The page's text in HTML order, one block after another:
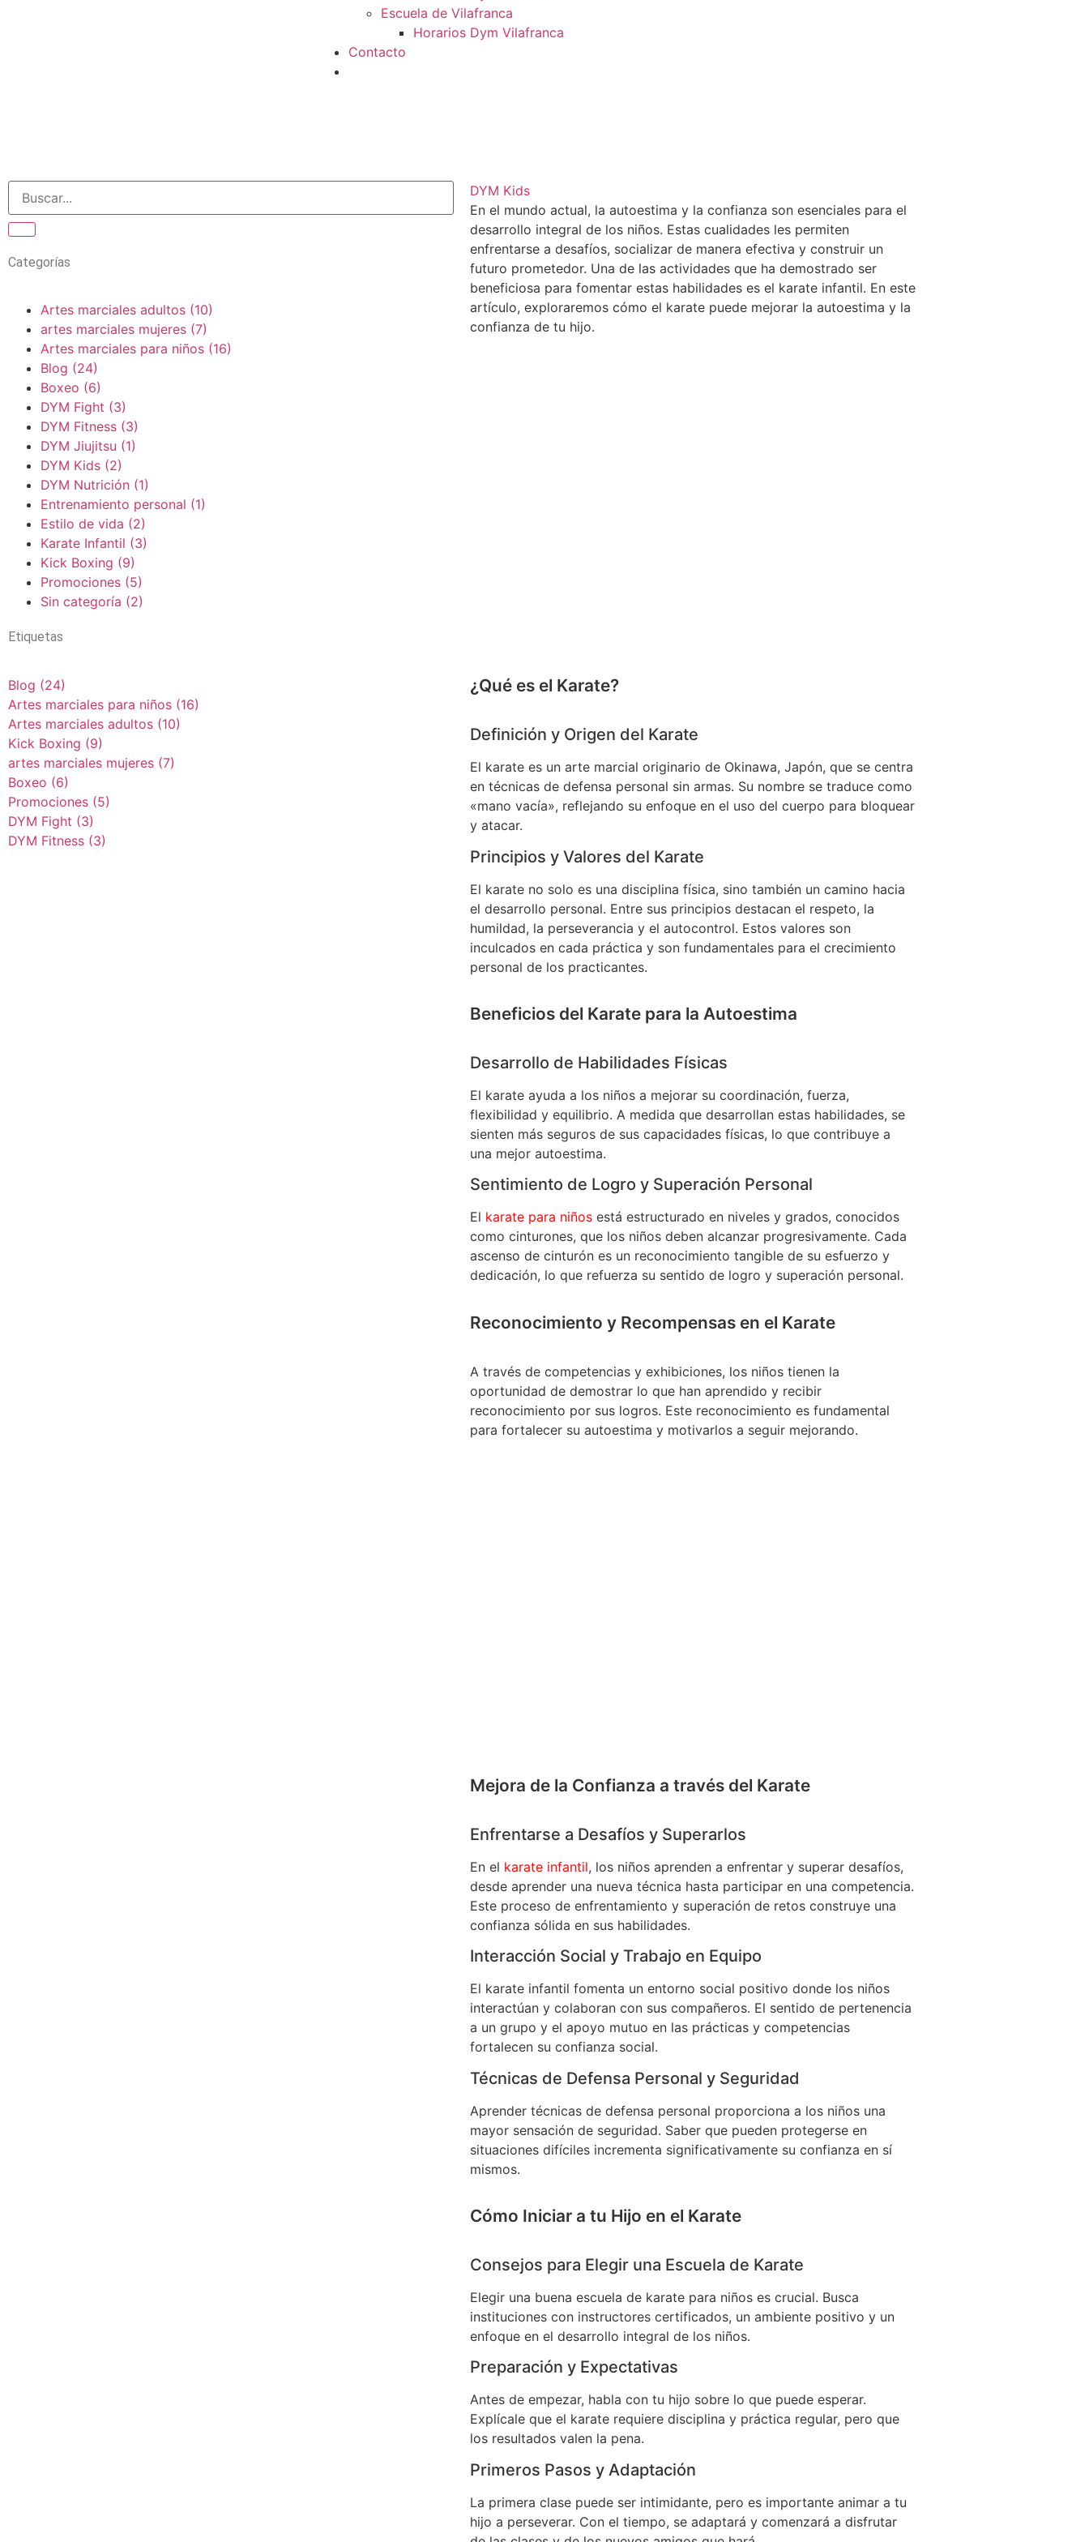
Escuela de Vilafranca
Horarios Dym Vilafranca
Contacto
Categorías
Artes marciales adultos (10)
artes marciales mujeres (7)
Artes marciales para niños (16)
Blog (24)
Boxeo (6)
DYM Fight (3)
DYM Fitness (3)
DYM Jiujitsu (1)
DYM Kids (2)
DYM Nutrición (1)
Entrenamiento personal (1)
Estilo de vida (2)
Karate Infantil (3)
Kick Boxing (9)
Promociones (5)
Sin categoría (2)
Etiquetas
Blog (24)
Artes marciales para niños (16)
Artes marciales adultos (10)
Kick Boxing (9)
artes marciales mujeres (7)
Boxeo (6)
Promociones (5)
DYM Fight (3)
DYM Fitness (3)
DYM Kids
En el mundo actual, la autoestima y la confianza son esenciales para el
desarrollo integral de los niños. Estas cualidades les permiten
enfrentarse a desafíos, socializar de manera efectiva y construir un
futuro prometedor. Una de las actividades que ha demostrado ser
beneficiosa para fomentar estas habilidades es el karate infantil. En este
artículo, exploraremos cómo el karate puede mejorar la autoestima y la
confianza de tu hijo.
¿Qué es el Karate?
Definición y Origen del Karate
El karate es un arte marcial originario de Okinawa, Japón, que se centra
en técnicas de defensa personal sin armas. Su nombre se traduce como
«mano vacía», reflejando su enfoque en el uso del cuerpo para bloquear
y atacar.
Principios y Valores del Karate
El karate no solo es una disciplina física, sino también un camino hacia
el desarrollo personal. Entre sus principios destacan el respeto, la
humildad, la perseverancia y el autocontrol. Estos valores son
inculcados en cada práctica y son fundamentales para el crecimiento
personal de los practicantes.
Beneficios del Karate para la Autoestima
Desarrollo de Habilidades Físicas
El karate ayuda a los niños a mejorar su coordinación, fuerza,
flexibilidad y equilibrio. A medida que desarrollan estas habilidades, se
sienten más seguros de sus capacidades físicas, lo que contribuye a
una mejor autoestima.
Sentimiento de Logro y Superación Personal
El karate para niños está estructurado en niveles y grados, conocidos
como cinturones, que los niños deben alcanzar progresivamente. Cada
ascenso de cinturón es un reconocimiento tangible de su esfuerzo y
dedicación, lo que refuerza su sentido de logro y superación personal.
Reconocimiento y Recompensas en el Karate
A través de competencias y exhibiciones, los niños tienen la
oportunidad de demostrar lo que han aprendido y recibir
reconocimiento por sus logros. Este reconocimiento es fundamental
para fortalecer su autoestima y motivarlos a seguir mejorando.
Mejora de la Confianza a través del Karate
Enfrentarse a Desafíos y Superarlos
En el karate infantil, los niños aprenden a enfrentar y superar desafíos,
desde aprender una nueva técnica hasta participar en una competencia.
Este proceso de enfrentamiento y superación de retos construye una
confianza sólida en sus habilidades.
Interacción Social y Trabajo en Equipo
El karate infantil fomenta un entorno social positivo donde los niños
interactúan y colaboran con sus compañeros. El sentido de pertenencia
a un grupo y el apoyo mutuo en las prácticas y competencias
fortalecen su confianza social.
Técnicas de Defensa Personal y Seguridad
Aprender técnicas de defensa personal proporciona a los niños una
mayor sensación de seguridad. Saber que pueden protegerse en
situaciones difíciles incrementa significativamente su confianza en sí
mismos.
Cómo Iniciar a tu Hijo en el Karate
Consejos para Elegir una Escuela de Karate
Elegir una buena escuela de karate para niños es crucial. Busca
instituciones con instructores certificados, un ambiente positivo y un
enfoque en el desarrollo integral de los niños.
Preparación y Expectativas
Antes de empezar, habla con tu hijo sobre lo que puede esperar.
Explícale que el karate requiere disciplina y práctica regular, pero que
los resultados valen la pena.
Primeros Pasos y Adaptación
La primera clase puede ser intimidante, pero es importante animar a tu
hijo a perseverar. Con el tiempo, se adaptará y comenzará a disfrutar